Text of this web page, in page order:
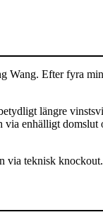
Efter fyra
längre
enhälligt
teknisk